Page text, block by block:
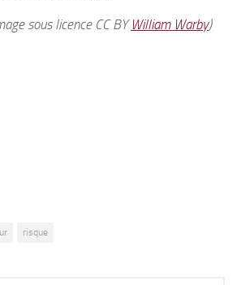
sous licence CC BYWilliam Warby)
risque